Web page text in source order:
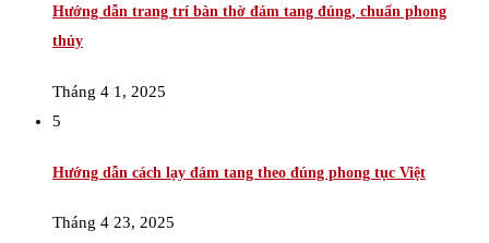
Hướng dẫn trang trí bàn thờ đám tang đúng, chuẩn phong
thủy
Tháng 4 1, 2025
5
Hướng dẫn cách lạy đám tang theo đúng phong tục Việt
Tháng 4 23, 2025